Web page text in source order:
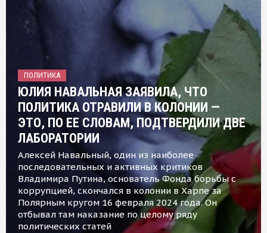
ПОЛИТИКА
ЮЛИЯ НАВАЛЬНАЯ ЗАЯВИЛА, ЧТО
ПОЛИТИКА ОТРАВИЛИ В КОЛОНИИ —
ЭТО, ПО ЕЕ СЛОВАМ, ПОДТВЕРДИЛИ ДВЕ
ЛАБОРАТОРИИ
Алексей Навальный, один из наиболее
последовательных и активных критиков
Владимира Путина, основатель Фонда борьбы с
коррупцией, скончался в колонии в Харпе за
Полярным кругом 16 февраля 2024 года. Он
отбывал там наказание по целому ряду
политических статей